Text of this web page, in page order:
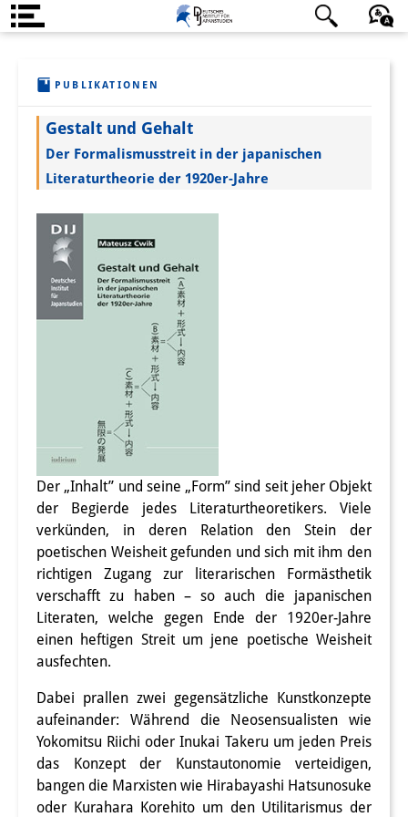
Institut
Team
Institutsleitung
Forschungsteam
Publikationen &
Wissenschaftskommunikation
Forschungsservice
GastwissenschaftlerInnen
StipendiatInnen
PraktikantInnen
DIJ Alumni
Forschung
Forschungsüberblick
Forschungsfeld:
Nachhaltigkeit in Japan
Forschungsfeld:
Digitale Transformation
Forschungsfeld:
Japan transregional
Knowledge Lab:
PUBLIKATIONEN
Gestalt und Gehalt
Der Formalismusstreit in der japanischen
Literaturtheorie der 1920er-Jahre
Der „Inhalt” und seine „Form” sind seit jeher Objekt
der Begierde jedes Literaturtheoretikers. Viele
verkünden, in deren Relation den Stein der
poetischen Weisheit gefunden und sich mit ihm den
richtigen Zugang zur literarischen Formästhetik
verschafft zu haben – so auch die japanischen
Literaten, welche gegen Ende der 1920er-Jahre
einen heftigen Streit um jene poetische Weisheit
ausfechten.
Dabei prallen zwei gegensätzliche Kunstkonzepte
aufeinander: Während die Neosensualisten wie
Yokomitsu Riichi oder Inukai Takeru um jeden Preis
das Konzept der Kunstautonomie verteidigen,
bangen die Marxisten wie Hirabayashi Hatsunosuke
oder Kurahara Korehito um den Utilitarismus der